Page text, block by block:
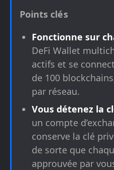
Points clés
Fonctionne sur
DeFi Wallet
actifs et se
de 100
par réseau.
Vous détenez la
un compte
conserve la clé
de sorte que
approuvée par